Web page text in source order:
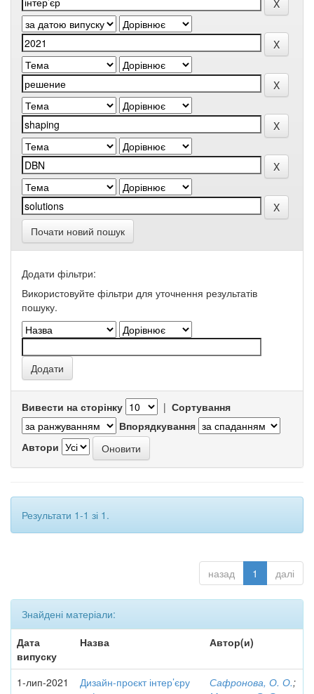
Почати новий пошук
Додати фільтри:
Використовуйте фільтри для уточнення результатів
пошуку.
Вивести на сторінку | Сортування
Впорядкування
Автори
Результати 1-1 зі 1.
назад 1 далі
Знайдені матеріали:
Дата
випуску
Назва Автор(и)
1-лип-2021
Дизайн-проєкт інтер’єру
Сафронова, О. О.;